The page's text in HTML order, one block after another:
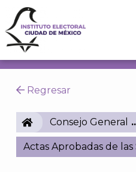
Regresar
IECMConsejo General
Actas Aprobadas de